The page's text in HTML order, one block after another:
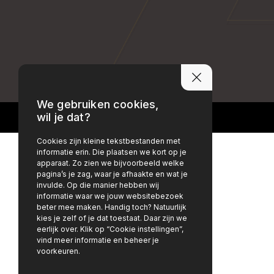
We gebruiken cookies,
wil je dat?
Cookies zijn kleine tekstbestanden met
informatie erin. Die plaatsen we kort op je
apparaat. Zo zien we bijvoorbeeld welke
pagina’s je zag, waar je afhaakte en wat je
invulde. Op die manier hebben wij
informatie waar we jouw websitebezoek
beter mee maken. Handig toch? Natuurlijk
kies je zelf of je dat toestaat. Daar zijn we
eerlijk over. Klik op “Cookie instellingen”,
vind meer informatie en beheer je
voorkeuren.